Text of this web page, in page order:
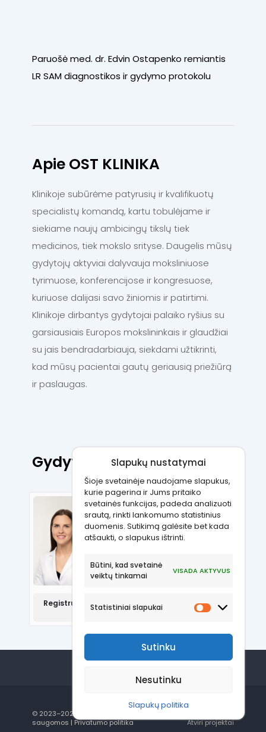
Slapukų nustatymai
Šioje svetainėje naudojame slapukus,
kurie pagerina ir Jums pritaiko
svetainės funkcijas, padeda analizuoti
srautą, rinkti lankomumo statistinius
duomenis. Sutikimą galėsite bet kada
atšaukti, o slapukus ištrinti.
Būtini, kad svetainė
veiktų tinkamai
VISADA AKTYVUS
Statistiniai slapukai
Sutinku
Nesutinku
Slapukų politika
Paruošė med. dr. Edvin Ostapenko remiantis
LR SAM diagnostikos ir gydymo protokolu
Apie OST KLINIKA
Klinikoje subūrėme patyrusių ir kvalifikuotų
specialistų komandą, kartu tobulėjame ir
siekiame naujų ambicingų tikslų tiek
medicinos, tiek mokslo srityse. Daugelis mūsų
gydytojų aktyviai dalyvauja moksliniuose
tyrimuose, konferencijose ir kongresuose,
kuriuose dalijasi savo žiniomis ir patirtimi.
Klinikoje dirbantys gydytojai palaiko ryšius su
garsiausiais Europos mokslininkais ir glaudžiai
su jais bendradarbiauja, siekdami užtikrinti,
kad mūsų pacientai gautų geriausią priežiūrą
ir paslaugas.
Gydytojai, kurie gali padėti
Vytautė Pečiulytė
Šeimos gydytoja
Kalbos:
Lietuvių, anglų, rusų
Registruotis pas šį gydytoją galite tik telefonu:
+37066998818
© 2023–2026 OST Klinika. Visos teisės
saugomos | Privatumo politika
Atviri projektai